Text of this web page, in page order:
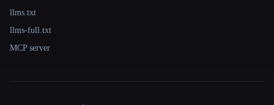
llms.txt
llms-full.txt
MCP server